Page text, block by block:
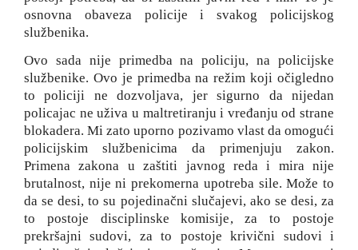
osnovna obaveza policije i svakog policijskog
službenika.
Ovo sada nije primedba na policiju, na policijske
službenike. Ovo je primedba na režim koji očigledno
to policiji ne dozvoljava, jer sigurno da nijedan
policajac ne uživa u maltretiranju i vređanju od strane
blokadera. Mi zato uporno pozivamo vlast da omogući
policijskim službenicima da primenjuju zakon.
Primena zakona u zaštiti javnog reda i mira nije
brutalnost, nije ni prekomerna upotreba sile. Može to
da se desi, to su pojedinačni slučajevi, ako se desi, za
to postoje disciplinske komisije, za to postoje
prekršajni sudovi, za to postoje krivični sudovi i